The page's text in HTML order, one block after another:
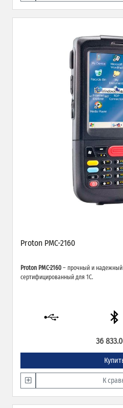
Proton PMC-2160
Proton PMC-2160 – прочный и надежный
сертифицированный для 1С.
36
К